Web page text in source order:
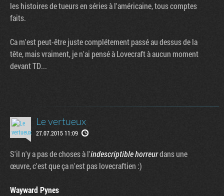
les histoires de tueurs en séries à l'américaine, tous comptes
faits.
Ca m'est peut-être juste complétement passé au dessus de la
tête, mais vraiment, je n'ai pensé à Lovecraft à aucun moment
devant TD...
Le vertueux
27.07.2015 11:09
S'il n'y a pas de choses à l'indescriptible horreurdans une
œuvre, c'est que ça n'est pas lovecraftien :)
Wayward Pynes